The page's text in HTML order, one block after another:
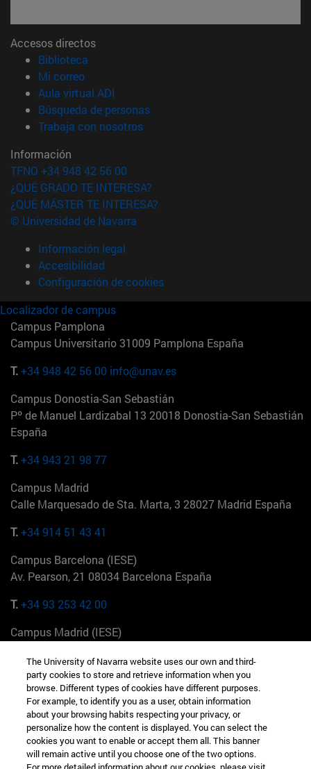
Accesos directos
Biblioteca
Mi correo(abre en nueva ventana)
Aula virtual ADI
Búsqueda de personas(abre en nueva ventana)
Trabaja con nosotros(abre en nueva ventana)
Información
TFNO +34 948 42 56 00
¿QUÉ GRADO TE INTERESA?
¿QUÉ MÁSTER TE INTERESA?
© Universidad de Navarra
Información legal
Accesibilidad
Configuración de cookies
Localizador de campus
Campus Pamplona
Campus Universitario 31009 Pamplona España
T.+34 948 42 56 00 info@unav.es
Campus Donostia-San Sebastián
Pº de Manuel Lardizabal 13 20018 Donostia-San Sebastián
España
T.+34 943 21 98 77
Campus Madrid
Calle Marquesado de Sta. Marta, 3 28027 Madrid España
T.+34 914 51 43 41
Campus Barcelona (IESE)
Av. Pearson, 21 08034 Barcelona España
T.+34 93 253 42 00
Campus Madrid (IESE)
+34 912 11 30 00
Campus Nueva York (IESE)
165 W 57th St 10019-2201 Nueva York EE.UU
+1 646 346 8850
The University of Navarra website uses our own and third-
party cookies to store and retrieve information when you
browse. Different types of cookies have different purposes.
For example, to identify you as a user, obtain information
about your browsing habits respecting your privacy, or
personalize how the content is displayed. You can select the
cookies you want to enable or accept them all. This banner
will remain active until you choose one of the two options.